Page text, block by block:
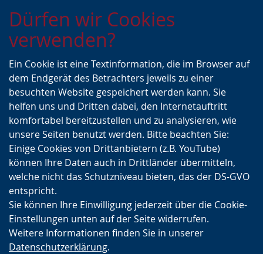
Zur
Hauptnavigation
Zur
Seitennavigation
Zum
Inhalt
Dürfen wir Cookies
verwenden?
Ein Cookie ist eine Textinformation, die im Browser auf
dem Endgerät des Betrachters jeweils zu einer
besuchten Website gespeichert werden kann. Sie
helfen uns und Dritten dabei, den Internetauftritt
komfortabel bereitzustellen und zu analysieren, wie
unsere Seiten benutzt werden. Bitte beachten Sie:
Einige Cookies von Drittanbietern (z.B. YouTube)
können Ihre Daten auch in Drittländer übermitteln,
welche nicht das Schutzniveau bieten, das der DS-GVO
entspricht.
Sie können Ihre Einwilligung jederzeit über die Cookie-
Einstellungen unten auf der Seite widerrufen.
Weitere Informationen finden Sie in unserer
Datenschutzerklärung.